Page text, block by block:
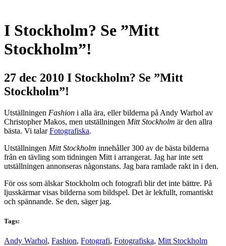
I Stockholm? Se ”Mitt
Stockholm”!
27 dec 2010 I Stockholm? Se ”Mitt
Stockholm”!
Utställningen Fashion i alla ära, eller bilderna på Andy Warhol av
Christopher Makos, men utställningen Mitt Stockholm är den allra
bästa. Vi talarFotografiska.
Utställningen Mitt Stockholm innehåller 300 av de bästa bilderna
från en tävling som tidningen Mitt i arrangerat. Jag har inte sett
utställningen annonseras någonstans. Jag bara ramlade rakt in i den.
För oss som älskar Stockholm och fotografi blir det inte bättre. På
ljusskärmar visas bilderna som bildspel. Det är lekfullt, romantiskt
och spännande. Se den, säger jag.
Tags:
Andy Warhol, Fashion, Fotografi, Fotografiska, Mitt Stockholm